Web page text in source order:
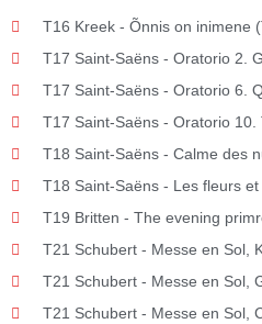
T16 Kreek - Õnnis on inimene
T17 Saint-Saëns - Oratorio 2.
T17 Saint-Saëns - Oratorio 6.
T17 Saint-Saëns - Oratorio 10.
T18 Saint-Saëns - Calme des
T18 Saint-Saëns - Les fleurs
T19 Britten - The evening
T21 Schubert - Messe en Sol,
T21 Schubert - Messe en Sol,
T21 Schubert - Messe en Sol,